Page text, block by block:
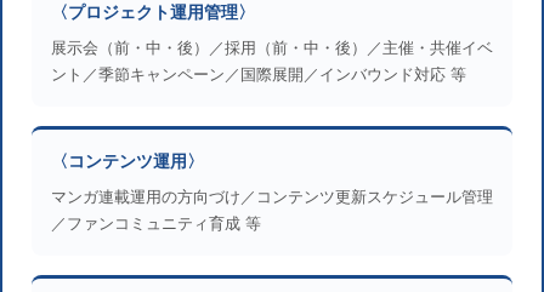
〈プロジェクト運用管理〉
展示会（前・中・後）／採用（前・中・後）／主催・共催イベ
ント／季節キャンペーン／国際展開／インバウンド対応 等
〈コンテンツ運用〉
マンガ連載運用の方向づけ／コンテンツ更新スケジュール管理
／ファンコミュニティ育成 等